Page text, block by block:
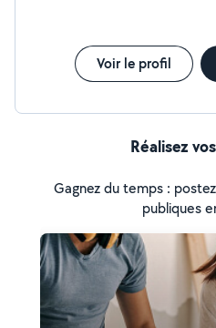
Voir le profil
Réalisez
Gagnez du temps :
publiques